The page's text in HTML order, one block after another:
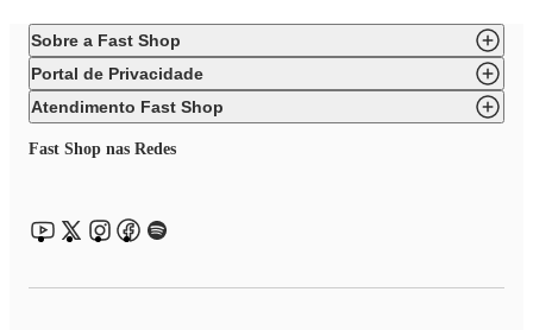
Sobre a Fast Shop
Portal de Privacidade
Atendimento Fast Shop
Fast Shop nas Redes